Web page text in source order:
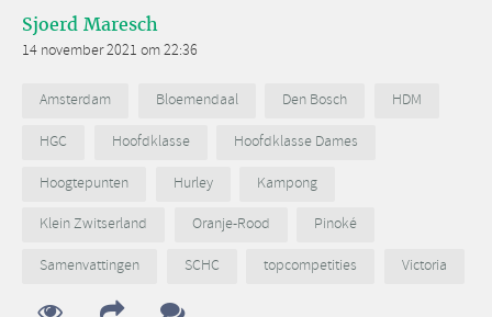
Sjoerd Maresch
14 november 2021 om 22:36
Amsterdam Bloemendaal Den Bosch
HDM
HGC
Hoofdklasse
Hoofdklasse Dames
Hoogtepunten
Hurley
Kampong
Klein Zwitserland
Oranje-Rood
Pinoké
Samenvattingen
SCHC topcompetities Victoria